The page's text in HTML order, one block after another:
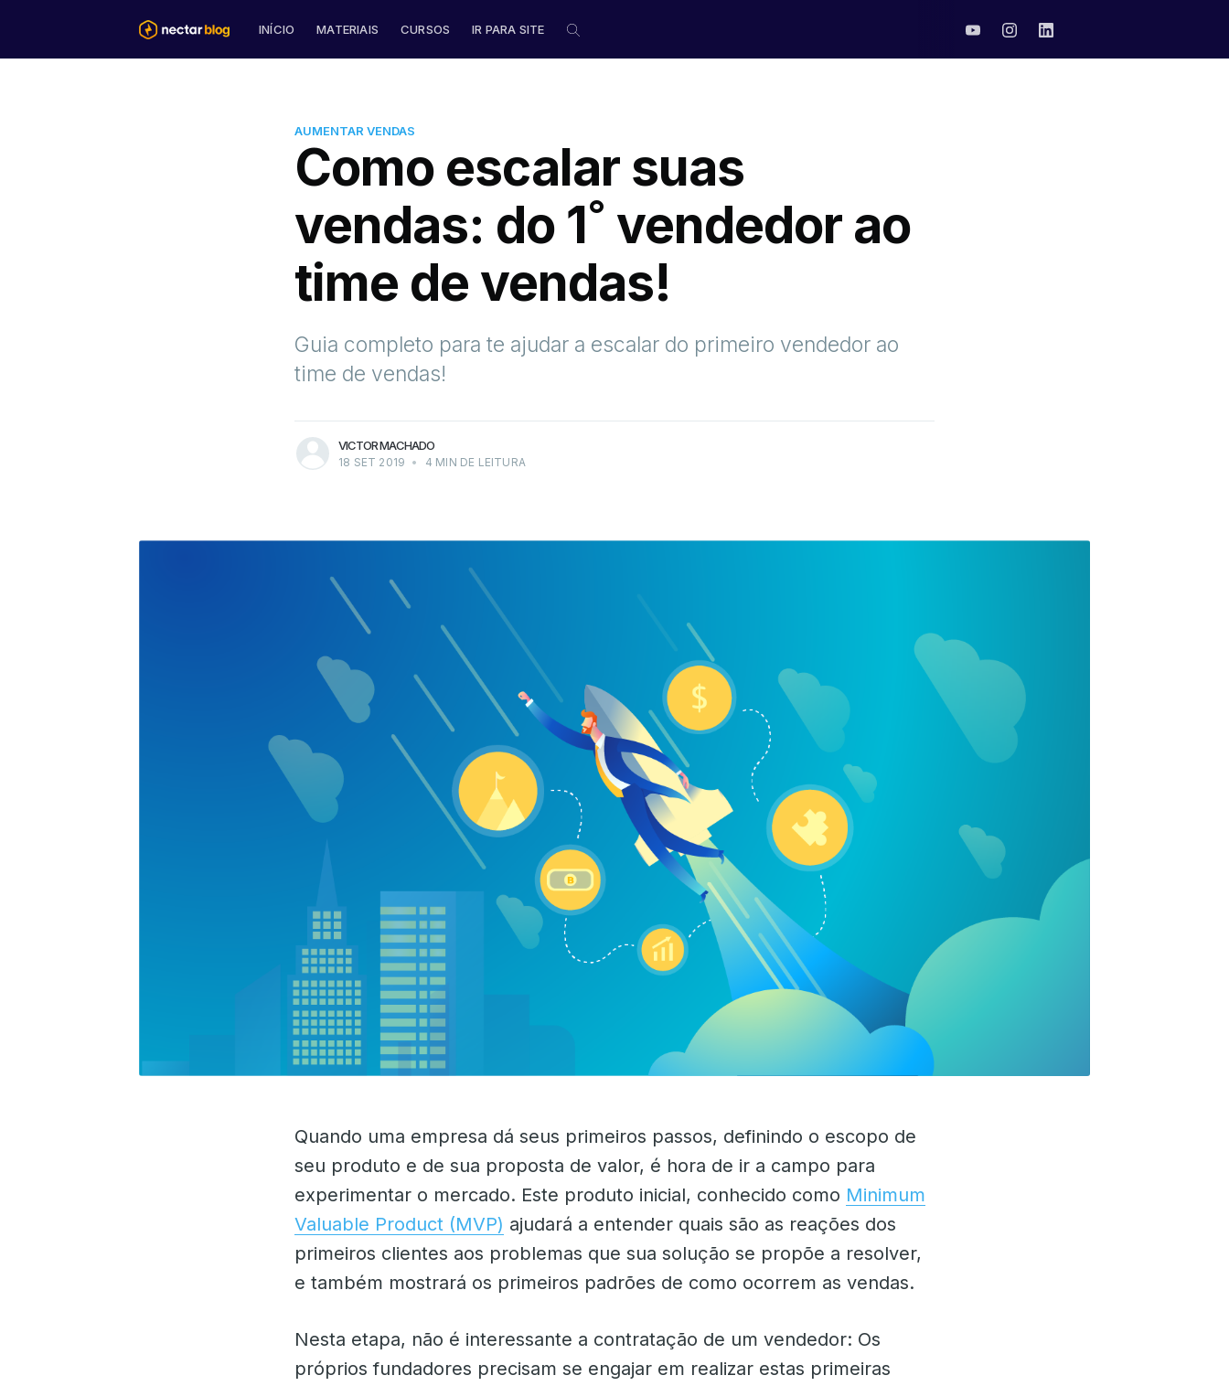
INÍCIO MATERIAIS CURSOS IR PARA SITE
AUMENTAR VENDAS
Como escalar suas
vendas: do 1˚ vendedor ao
time de vendas!
Guia completo para te ajudar a escalar do primeiro vendedor ao
time de vendas!
VICTOR MACHADO
18 SET 2019 • 4 MIN DE LEITURA
Quando uma empresa dá seus primeiros passos, definindo o escopo de
seu produto e de sua proposta de valor, é hora de ir a campo para
experimentar o mercado. Este produto inicial, conhecido como Minimum
Valuable Product (MVP) ajudará a entender quais são as reações dos
primeiros clientes aos problemas que sua solução se propõe a resolver,
e também mostrará os primeiros padrões de como ocorrem as vendas.
Nesta etapa, não é interessante a contratação de um vendedor: Os
próprios fundadores precisam se engajar em realizar estas primeiras